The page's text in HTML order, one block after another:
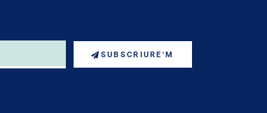
SUBSCRIURE'M